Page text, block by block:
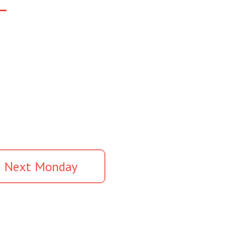
Next Monday